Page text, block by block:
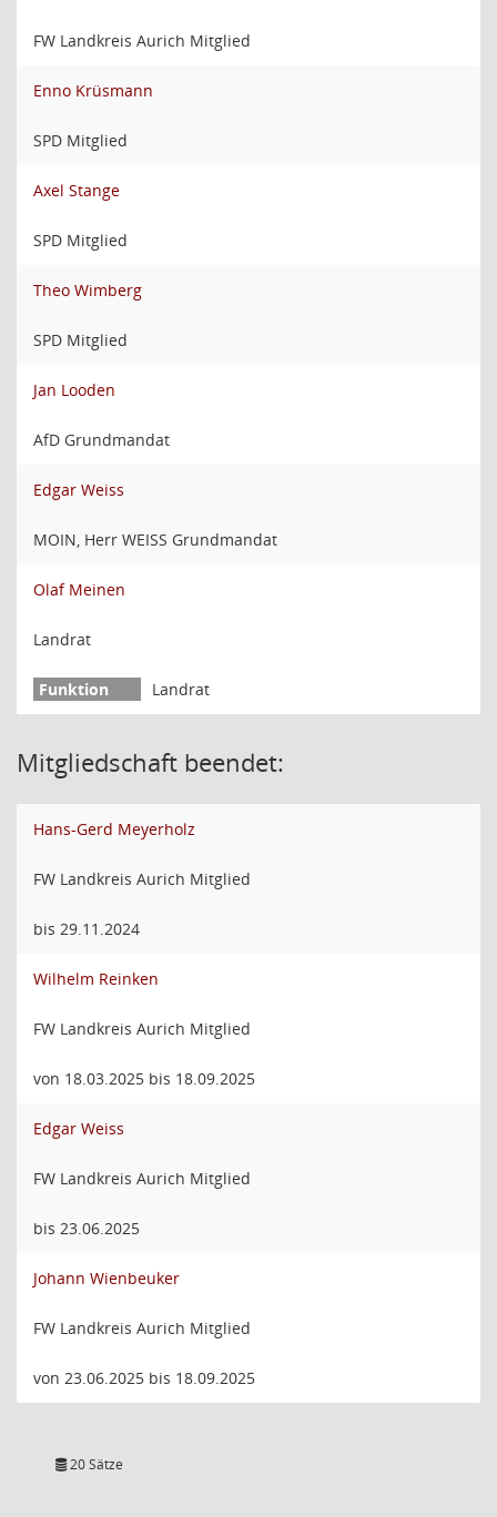
FW Landkreis Aurich Mitglied
Enno Krüsmann
SPD Mitglied
Axel Stange
SPD Mitglied
Theo Wimberg
SPD Mitglied
Jan Looden
AfD Grundmandat
Edgar Weiss
MOIN, Herr WEISS Grundmandat
Olaf Meinen
Landrat
Landrat
Mitgliedschaft beendet:
Hans-Gerd Meyerholz
FW Landkreis Aurich Mitglied
bis 29.11.2024
Wilhelm Reinken
FW Landkreis Aurich Mitglied
von 18.03.2025 bis 18.09.2025
Edgar Weiss
FW Landkreis Aurich Mitglied
bis 23.06.2025
Johann Wienbeuker
FW Landkreis Aurich Mitglied
von 23.06.2025 bis 18.09.2025
20 Sätze